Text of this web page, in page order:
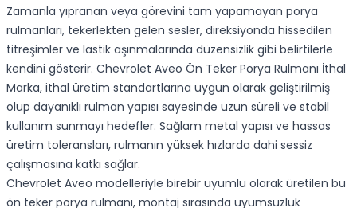
Zamanla yıpranan veya görevini tam yapamayan porya
rulmanları, tekerlekten gelen sesler, direksiyonda hissedilen
titreşimler ve lastik aşınmalarında düzensizlik gibi belirtilerle
kendini gösterir. Chevrolet Aveo Ön Teker Porya Rulmanı İthal
Marka, ithal üretim standartlarına uygun olarak geliştirilmiş
olup dayanıklı rulman yapısı sayesinde uzun süreli ve stabil
kullanım sunmayı hedefler. Sağlam metal yapısı ve hassas
üretim toleransları, rulmanın yüksek hızlarda dahi sessiz
çalışmasına katkı sağlar.
Chevrolet Aveo modelleriyle birebir uyumlu olarak üretilen bu
ön teker porya rulmanı, montaj sırasında uyumsuzluk